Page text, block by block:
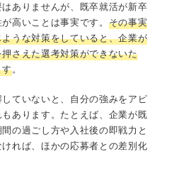
ありませんが、既卒就活が新卒
高いことは事実です。 その事実
うな対策をしていると、企業が
さえた選考対策ができないた
す。
ていないと、自分の強みをアピ
あります。たとえば、企業が既
の過ごし方や入社後の即戦力と
れば、ほかの応募者との差別化